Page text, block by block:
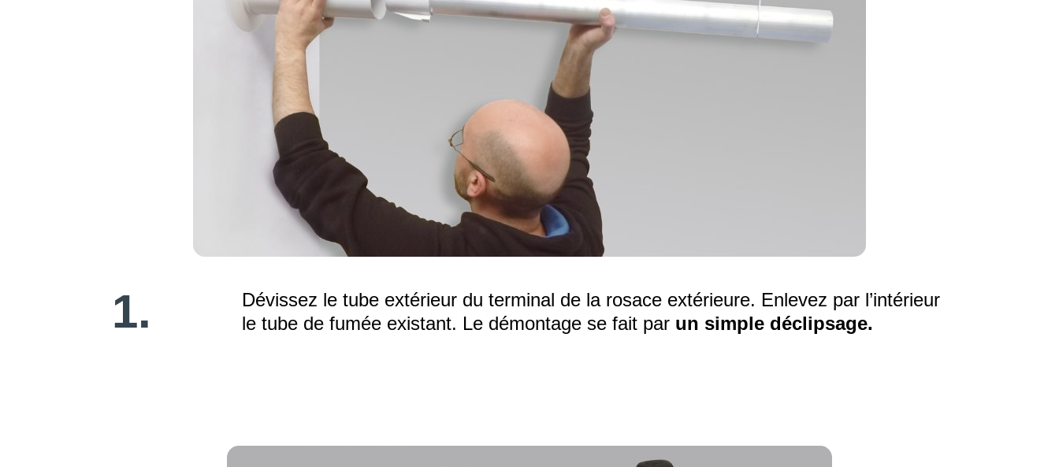
1.
Dévissez le tube extérieur du terminal de la rosace extérieure. Enlevez par l’intérieur
le tube de fumée existant. Le démontage se fait par un simple déclipsage.